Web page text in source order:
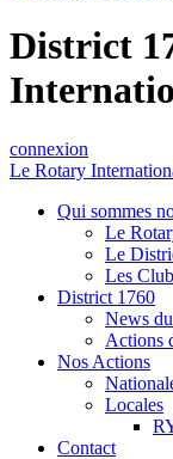
District
connexion
Le Rotary
Qui sommes
Le
Le
Les
District 1760
News
Actions
Nos Actions
Locales
Contact